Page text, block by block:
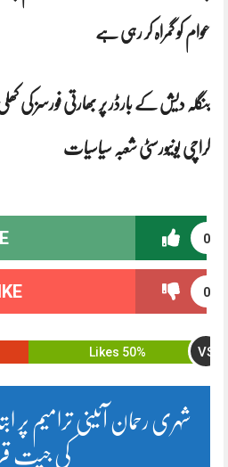
عوام کو گمراہ کر رہی ہے
بنگلہ دیش کے بارڈر پر بھارتی فورسز کی
کراچی یونیورسٹی شعبہ سیاسیات
0
0
50% Likes VS
شہری رحمان آئینی ترامیم پر
کی جیت